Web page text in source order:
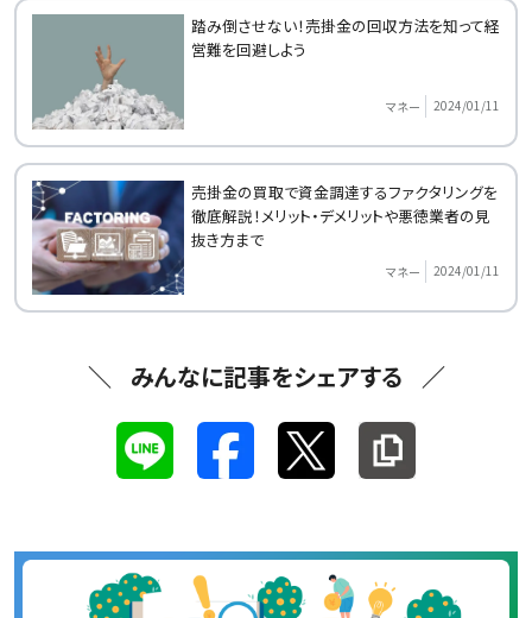
踏み倒させない！売掛金の回収方法を知って経
営難を回避しよう
マネー 2024/01/11
売掛金の買取で資金調達するファクタリングを
徹底解説！メリット・デメリットや悪徳業者の見
抜き方まで
マネー 2024/01/11
みんなに記事をシェアする